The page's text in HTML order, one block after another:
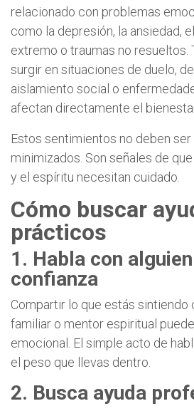
relacionado con problemas
como la depresión, la ansiedad,
extremo o traumas no resueltos.
surgir en situaciones de duelo,
aislamiento social o
afectan directamente el
Estos sentimientos no deben ser
minimizados. Son señales de
y el espíritu necesitan cuidado.
Cómo buscar
prácticos
1. Habla con
confianza
Compartir lo que estás sintiendo
familiar o mentor espiritual
emocional. El simple acto de
el peso que llevas dentro.
2. Busca ayuda